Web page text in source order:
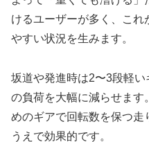
けるユーザーが多く、これ
やすい状況を生みます。
坂道や発進時は2〜3段軽
の負荷を大幅に減らせます
めのギアで回転数を保つ走
うえで効果的です。